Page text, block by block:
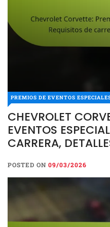
PREMIOS DE EVENTOS
CHEVROLET
EVENTOS
CARRERA,
POSTED ON 09/03/2026